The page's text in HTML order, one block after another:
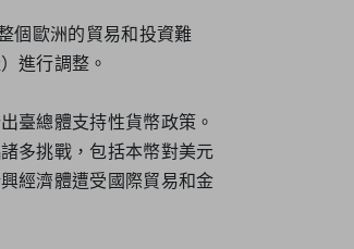
個歐洲的貿易和投資難
進行調整。
臺總體支持性貨幣政策。
多挑戰，包括本幣對美元
經濟體遭受國際貿易和金